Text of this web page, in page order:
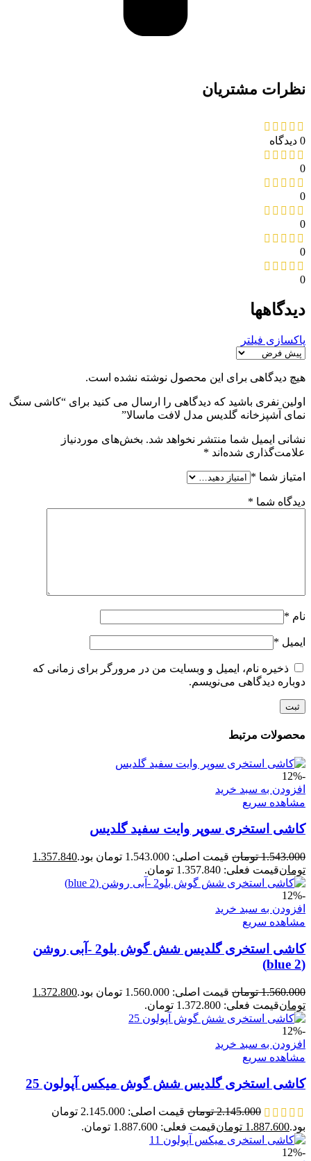
نظرات مشتریان
0 دیدگاه
0
0
0
0
0
دیدگاهها
پاکسازی فیلتر
هیچ دیدگاهی برای این محصول نوشته نشده است.
اولین نفری باشید که دیدگاهی را ارسال می کنید برای “کاشی سنگ
نمای آشپزخانه گلدیس مدل لافت ماسالا”
نشانی ایمیل شما منتشر نخواهد شد. بخش‌های موردنیاز
علامت‌گذاری شده‌اند *
امتیاز شما *
دیدگاه شما *
نام *
ایمیل *
ذخیره نام، ایمیل و وبسایت من در مرورگر برای زمانی که
دوباره دیدگاهی می‌نویسم.
محصولات مرتبط
-12%
افزودن به سبد خرید
مشاهده سریع
کاشی استخری سوپر وایت سفید گلدیس
1.543.000 تومان قیمت اصلی: 1.543.000 تومان بود.
1.357.840
تومانقیمت فعلی: 1.357.840 تومان.
-12%
افزودن به سبد خرید
مشاهده سریع
کاشی استخری گلدیس شش گوش بلو2 -آبی روشن
(blue 2)
1.560.000 تومان قیمت اصلی: 1.560.000 تومان بود.
1.372.800
تومانقیمت فعلی: 1.372.800 تومان.
-12%
افزودن به سبد خرید
مشاهده سریع
کاشی استخری گلدیس شش گوش میکس آپولون 25
2.145.000 تومان
قیمت اصلی: 2.145.000 تومان
بود.1.887.600 تومانقیمت فعلی: 1.887.600 تومان.
-12%